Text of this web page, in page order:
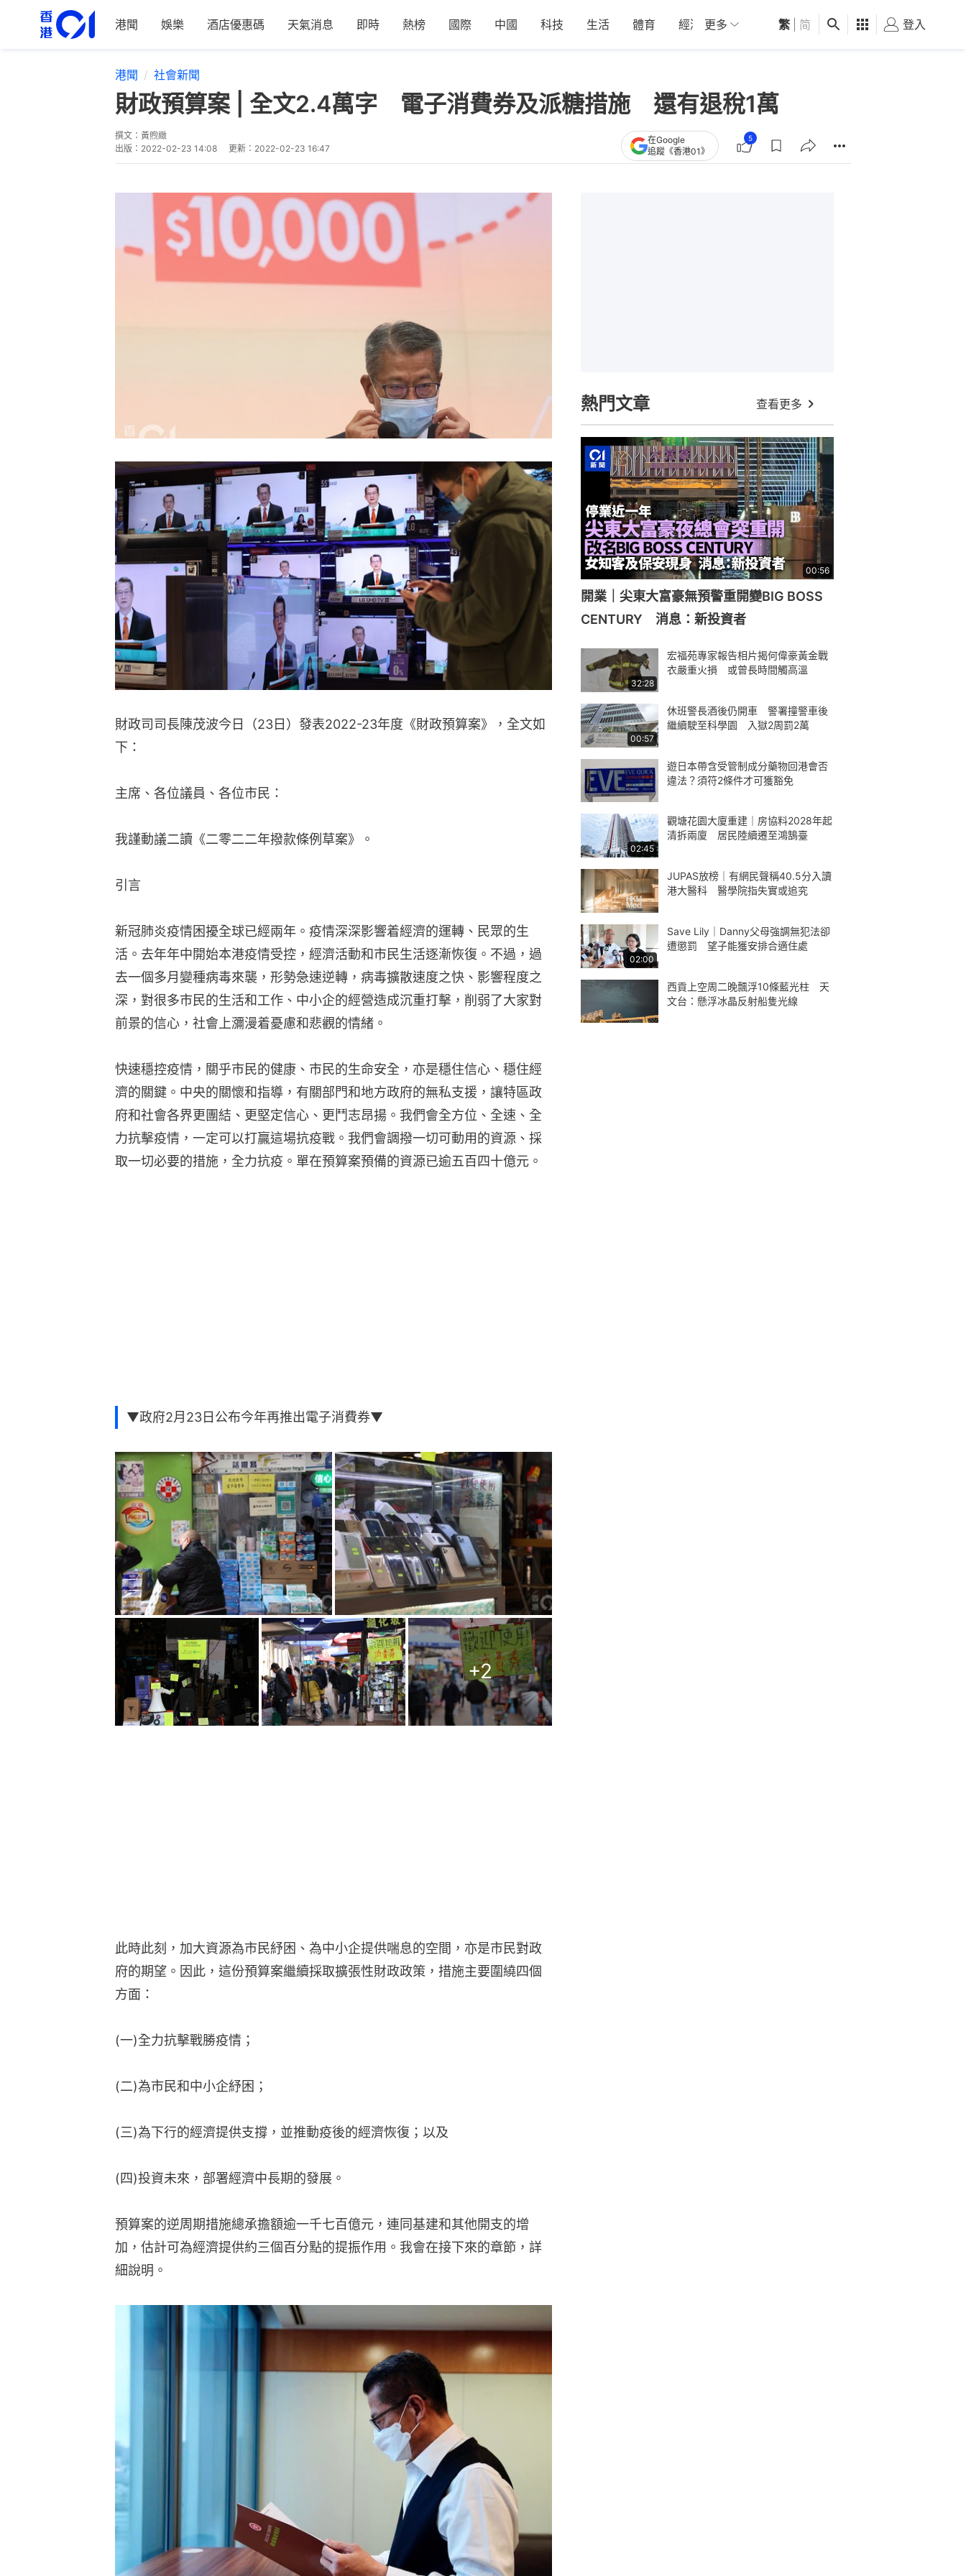
港聞 娛樂 酒店優惠碼 天氣消息 即時 熱榜 國際 中國 科技 生活 體育 經濟 01深圳 觀點 健康 好食玩飛
更多 繁 简 登入
港聞 社會新聞
財政預算案 | 全文2.4萬字 電子消費券及派糖措施 還有退稅1萬
撰文： 黃煦緻
出版： 2022-02-23 14:08 更新： 2022-02-23 16:47
在Google
追蹤《香港01》
5
財政司司長陳茂波今日（23日）發表2022-23年度《財政預算案》，全文如
下：
主席、各位議員、各位市民：
我謹動議二讀《二零二二年撥款條例草案》。
引言
新冠肺炎疫情困擾全球已經兩年。疫情深深影響着經濟的運轉、民眾的生
活。去年年中開始本港疫情受控，經濟活動和市民生活逐漸恢復。不過，過
去一個多月變種病毒來襲，形勢急速逆轉，病毒擴散速度之快、影響程度之
深，對很多市民的生活和工作、中小企的經營造成沉重打擊，削弱了大家對
前景的信心，社會上瀰漫着憂慮和悲觀的情緒。
快速穩控疫情，關乎市民的健康、市民的生命安全，亦是穩住信心、穩住經
濟的關鍵。中央的關懷和指導，有關部門和地方政府的無私支援，讓特區政
府和社會各界更團結、更堅定信心、更鬥志昂揚。我們會全方位、全速、全
力抗擊疫情，一定可以打贏這場抗疫戰。我們會調撥一切可動用的資源、採
取一切必要的措施，全力抗疫。單在預算案預備的資源已逾五百四十億元。
▼政府2月23日公布今年再推出電子消費券▼
+2
(三)為下行的經濟提供支撐，並推動疫後的經濟恢復；以及
(四)投資未來，部署經濟中長期的發展。
預算案的逆周期措施總承擔額逾一千七百億元，連同基建和其他開支的增
細說明。
（陳茂波FB 圖片）
熱門文章 查看更多
00:56
開業｜尖東大富豪無預警重開變BIG BOSS
CENTURY 消息：新投資者
32:28
宏福苑專家報告相片揭何偉豪黃金戰
衣嚴重火損 或曾長時間觸高溫
00:57
休班警長酒後仍開車 警署撞警車後
繼續駛至科學園 入獄2周罰2萬
遊日本帶含受管制成分藥物回港會否
違法？須符2條件才可獲豁免
02:45
觀塘花園大廈重建｜房協料2028年起
清拆兩廈 居民陸續遷至鴻鵠臺
JUPAS放榜｜有網民聲稱40.5分入讀
港大醫科 醫學院指失實或追究
02:00
Save Lily｜Danny父母強調無犯法卻
遭懲罰 望子能獲安排合適住處
西貢上空周二晚飄浮10條藍光柱 天
文台：懸浮冰晶反射船隻光線